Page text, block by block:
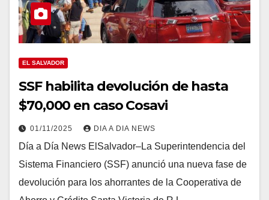
EL SALVADOR
SSF habilita devolución de hasta
$70,000 en caso Cosavi
01/11/2025 DIA A DIA NEWS
Día a Día News ElSalvador–La Superintendencia del
Sistema Financiero (SSF) anunció una nueva fase de
devolución para los ahorrantes de la Cooperativa de